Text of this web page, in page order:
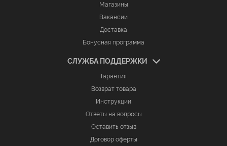
Магазины
Вакансии
Доставка
Бонусная программа
СЛУЖБА ПОДДЕРЖКИ
Гарантия
Возврат товара
Инструкции
Ответы на вопросы
Оставить отзыв
Договор оферты